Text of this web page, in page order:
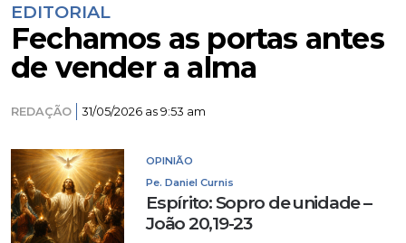
EDITORIAL
Fechamos as portas antes
de vender a alma
REDAÇÃO 31/05/2026 as 9:53 am
OPINIÃO
Pe. Daniel Curnis
Espírito: Sopro de unidade –
João 20,19-23